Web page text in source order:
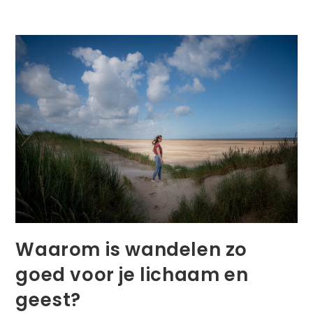
Waarom is wandelen zo
goed voor je lichaam en
geest?